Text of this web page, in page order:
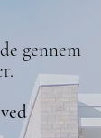
gennem